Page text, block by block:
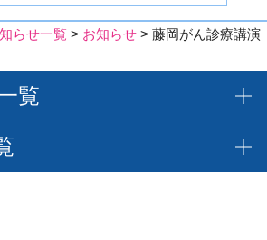
らせ一覧 > お知らせ > 藤岡がん診療講演
覧